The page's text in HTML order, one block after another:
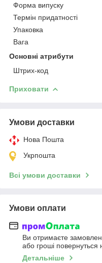
Форма випуску
Термін придатності
Упаковка
Вага
Основні атрибути
Штрих-код
Приховати
Умови доставки
Нова Пошта
Укрпошта
Всі умови доставки
Умови оплати
Ви отримаєте
або гроші повернуться
Детальніше